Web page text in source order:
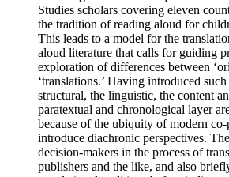
Studies scholars covering eleven
the tradition of reading aloud for
This leads to a model for the
aloud literature that calls for guiding
exploration of differences between
‘translations.’ Having introduced
structural, the linguistic, the content
paratextual and chronological layer
because of the ubiquity of modern
introduce diachronic perspectives.
decision-makers in the process of
publishers and the like, and also